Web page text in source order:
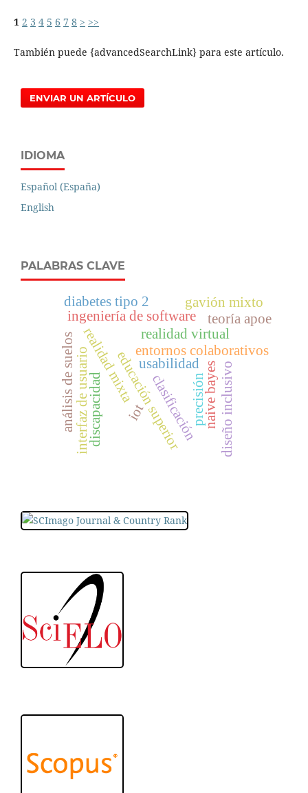
1 2 3 4 5 6 7 8 > >>
También puede {advancedSearchLink} para este artículo.
ENVIAR UN ARTÍCULO
IDIOMA
Español (España)
English
PALABRAS CLAVE
realidad mixtaeducación superior
entornos colaborativos
realidad virtual
ingeniería de software
diseño inclusivo
interfaz de usuariodiscapacidad
usabilidad
diabetes tipo 2
naive bayes
gavión mixto
análisis de suelos
teoría apoe
iotclasificaciónprecisión